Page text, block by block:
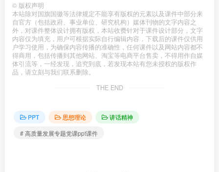
© 版权声明
本站除对国旗国徽等法律规定不能享有版权的元素以及课件中部分来
自官方（包括政府、事业单位、研究机构）媒体刊物的文字内容之
外，对课件整体设计拥有版权，本站收费针对于课件设计部分，文字
内容仅为填充，用户可根据实际自行编辑内容，下载后的课件仅供用
户学习使用，为确保内容传播的准确性，任何课件以及网站内容都不
得商用，包括传播到其他网站、淘宝等电商平台售卖，不得用作自媒
体引流等，一经发现，追究到底，若发现本站有您未授权的版权作
品，请立刻与我们联系删除。
THE END
PPT 思想理论
讲话精神
# 高质量发展专题党课ppt课件